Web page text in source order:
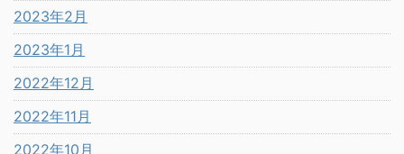
2023年2月
2023年1月
2022年12月
2022年11月
2022年10月